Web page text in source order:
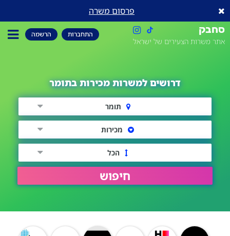
פרסום משרה
סחבק
אתר משרות הצעירים של ישראל
התחברות הרשמה
דרושים למשרות מכירות בתומר
תומר
מכירות
הכל
חיפוש